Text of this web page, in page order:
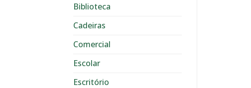
Biblioteca
Cadeiras
Comercial
Escolar
Escritório